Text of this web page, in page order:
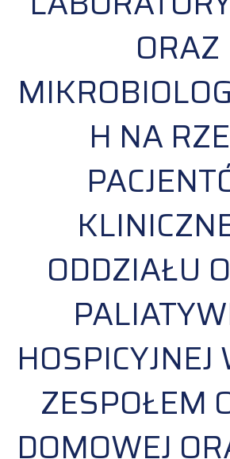
ORAZ
H NA
ODDZIAŁU
ZESPOŁEM
DOMOWEJ